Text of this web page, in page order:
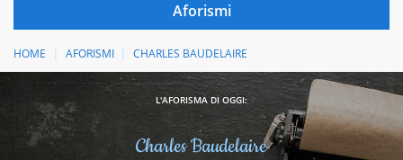
HOME AFORISMI CHARLES BAUDELAIRE
L'AFORISMA DI OGGI:
Charles Baudelaire